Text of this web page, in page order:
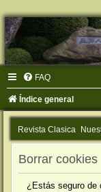
FAQ
Índice general
Revista Clasica
Borrar cookies
¿Estás seguro de